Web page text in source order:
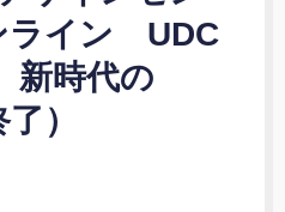
ライン UDC
時代の
）